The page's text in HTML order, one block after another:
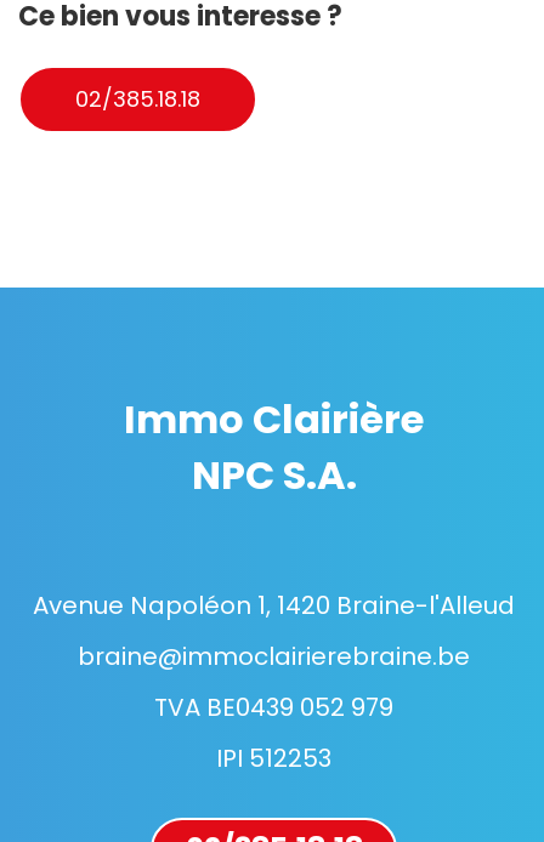
Ce bien vous interesse ?
02/385.18.18
Immo Clairière
NPC S.A.
Avenue Napoléon 1, 1420 Braine-l'Alleud
braine@immoclairierebraine.be
TVA BE0439 052 979
IPI 512253